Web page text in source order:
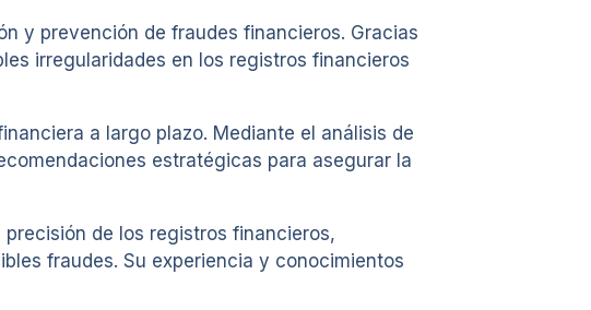
y prevención de fraudes financieros. Gracias
irregularidades en los registros financieros
a largo plazo. Mediante el análisis de
estratégicas para asegurar la
de los registros financieros,
fraudes. Su experiencia y conocimientos